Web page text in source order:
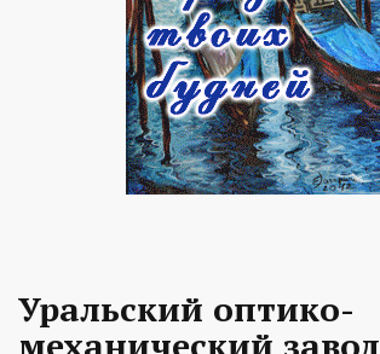
Уральский оптико-
механический завод